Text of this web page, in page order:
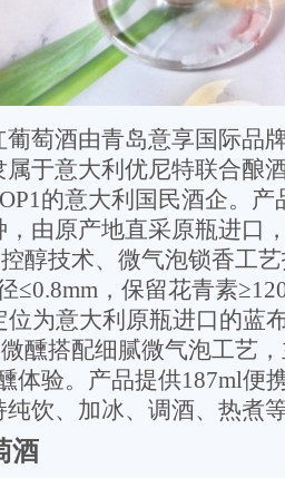
萄酒由青岛意享国际品
于意大利优尼特联合酿
的意大利国民酒企。
由原产地直采原瓶进口
醇技术、微气泡锁香工
≤0.8mm，保留花青素
位为意大利原瓶进口的蓝
醺搭配细腻微气泡工艺
体验。产品提供187ml便
饮、加冰、调酒、热煮
酒